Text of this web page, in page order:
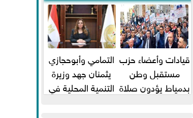
قيادات وأعضاء حزب
مستقبل وطن
بدمياط يؤدون صلاة
التمامي وأبوحجازي
يثمنان جهد وزيرة
التنمية المحلية في